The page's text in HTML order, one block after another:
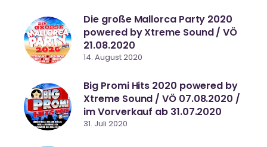
Die große Mallorca Party 2020
powered by Xtreme Sound / VÖ
21.08.2020
14. August 2020
Big Promi Hits 2020 powered by
Xtreme Sound / VÖ 07.08.2020 /
im Vorverkauf ab 31.07.2020
31. Juli 2020